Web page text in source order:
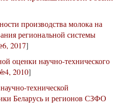
производства молока на
региональной системы
2017]
оценки научно-технического
2010]
технической
Беларусь и регионов СЗФО